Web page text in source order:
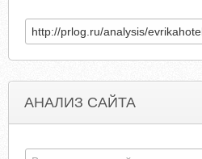
АНАЛИЗ САЙТА